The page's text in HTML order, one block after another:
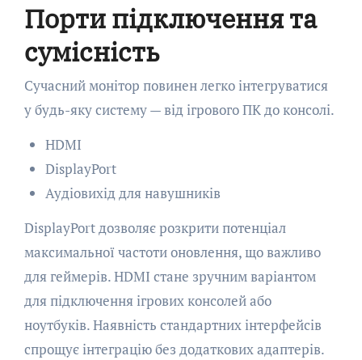
Порти підключення та
сумісність
Сучасний монітор повинен легко інтегруватися
у будь-яку систему — від ігрового ПК до консолі.
HDMI
DisplayPort
Аудіовихід для навушників
DisplayPort дозволяє розкрити потенціал
максимальної частоти оновлення, що важливо
для геймерів. HDMI стане зручним варіантом
для підключення ігрових консолей або
ноутбуків. Наявність стандартних інтерфейсів
спрощує інтеграцію без додаткових адаптерів.